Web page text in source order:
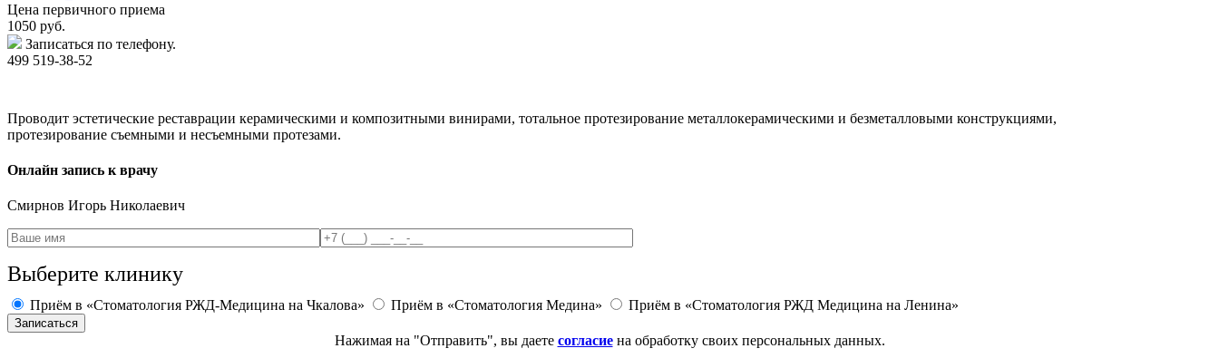
Цена первичного приема
1050 руб.
Записаться по телефону.
499 519-38-52
Проводит эстетические реставрации керамическими и композитными винирами, тотальное протезирование металлокерамическими и безметалловыми конструкциями,
протезирование съемными и несъемными протезами.
Онлайн запись к врачу
Смирнов Игорь Николаевич
Выберите клинику
Приём в «Стоматология РЖД-Медицина на Чкалова» Приём в «Стоматология Медина» Приём в «Стоматология РЖД Медицина на Ленина»
Нажимая на "Отправить", вы даете согласиена обработку своих персональных данных.